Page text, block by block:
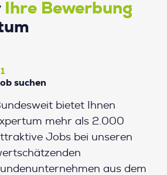
Ihre Bewerbung
suchen
bietet Ihnen
mehr als 2.000
Jobs bei unseren
aus dem